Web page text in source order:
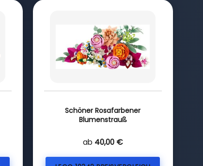
Schöner Rosafarbener
Blumenstrauß
ab 40,00 €